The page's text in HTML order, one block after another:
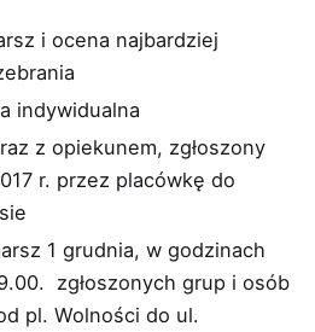
i ocena najbardziej
indywidualna
z opiekunem, zgłoszony
r. przez placówkę do
1 grudnia, w godzinach
zgłoszonych grup i osób
pl. Wolności do ul.